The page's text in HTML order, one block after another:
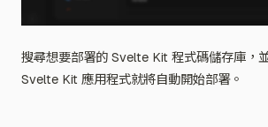
搜尋想要部署的 Svelte Kit 程式碼儲存庫，
Svelte Kit 應用程式就將自動開始部署。